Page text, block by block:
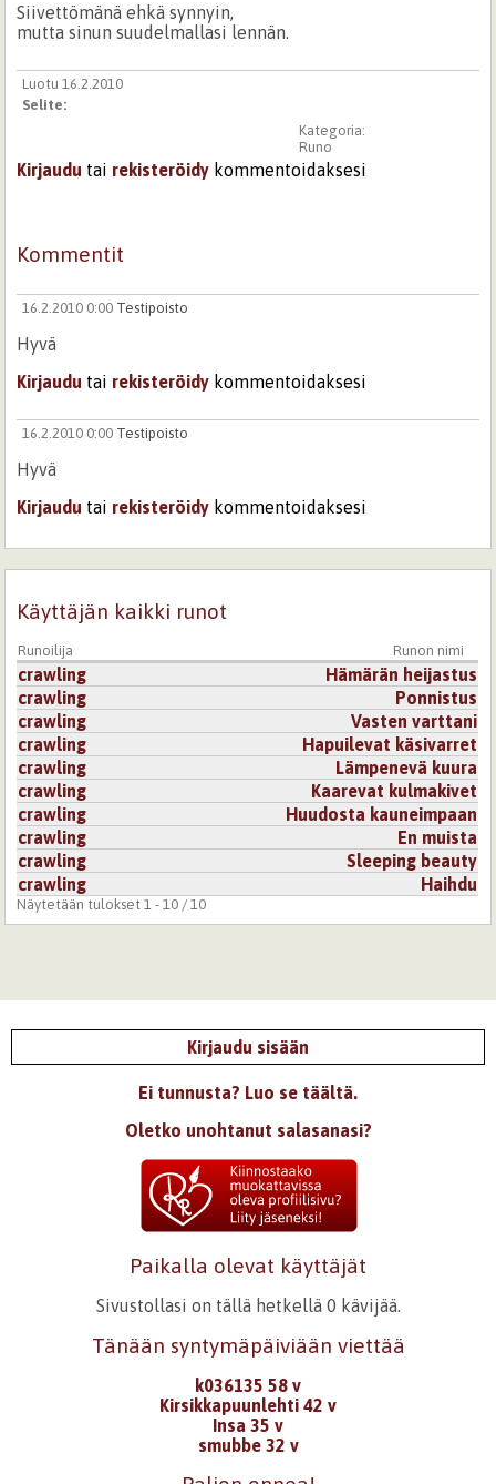
Siivettömänä ehkä synnyin,
mutta sinun suudelmallasi lennän.
Luotu 16.2.2010
Selite:
Kategoria:
Runo
Kirjaudu tai rekisteröidy kommentoidaksesi
Kommentit
16.2.2010 0:00 Testipoisto
Hyvä
Kirjaudu tai rekisteröidy kommentoidaksesi
16.2.2010 0:00 Testipoisto
Hyvä
Kirjaudu tai rekisteröidy kommentoidaksesi
Käyttäjän kaikki runot
Runoilija Runon nimi
crawling
Hämärän heijastus
crawling
Ponnistus
crawling
Vasten varttani
crawling
Hapuilevat käsivarret
crawling
Lämpenevä kuura
crawling
Kaarevat kulmakivet
crawling
Huudosta kauneimpaan
crawling
En muista
crawling
Sleeping beauty
crawling
Haihdu
Näytetään tulokset 1 - 10 / 10
Kirjaudu sisään
Ei tunnusta? Luo se täältä.
Oletko unohtanut salasanasi?
Paikalla olevat käyttäjät
Sivustollasi on tällä hetkellä 0 kävijää.
Tänään syntymäpäiviään viettää
k036135 58 v
Kirsikkapuunlehti 42 v
Insa 35 v
smubbe 32 v